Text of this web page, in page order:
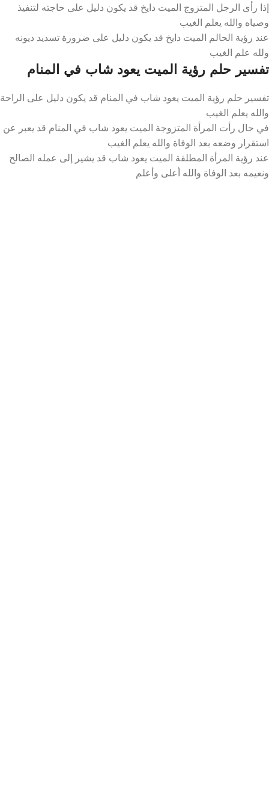
إذا رأى الرجل المتزوج الميت دايخ قد يكون دليل على حاجته لتنفيذ
وصياه والله يعلم الغيب
عند رؤية الحالم الميت دايخ قد يكون دليل على ضرورة تسديد ديونه
ولله علم الغيب
تفسير حلم رؤية الميت يعود شاب في المنام
تفسير حلم رؤية الميت يعود شاب في المنام قد يكون دليل على الراحة
والله يعلم الغيب
في حال رأت المرأة المتزوجة الميت يعود شاب في المنام قد يعبر عن
استقرار وضعه بعد الوفاة والله يعلم الغيب
عند رؤية المرأة المطلقة الميت يعود شاب قد يشير إلى عمله الصالح
ونعيمه بعد الوفاة والله أعلى وأعلم